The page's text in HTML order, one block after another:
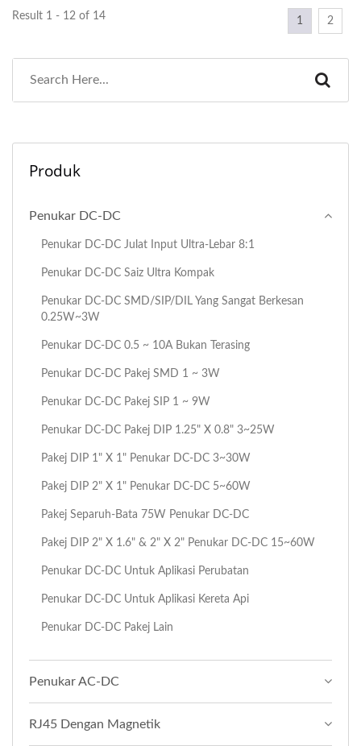
Result 1 - 12 of 14 1 2
Produk
Penukar DC-DC
Penukar DC-DC Julat Input Ultra-Lebar 8:1
Penukar DC-DC Saiz Ultra Kompak
Penukar DC-DC SMD/SIP/DIL Yang Sangat Berkesan
0.25W~3W
Penukar DC-DC 0.5 ~ 10A Bukan Terasing
Penukar DC-DC Pakej SMD 1 ~ 3W
Penukar DC-DC Pakej SIP 1 ~ 9W
Penukar DC-DC Pakej DIP 1.25" X 0.8" 3~25W
Pakej DIP 1" X 1" Penukar DC-DC 3~30W
Pakej DIP 2" X 1" Penukar DC-DC 5~60W
Pakej Separuh-Bata 75W Penukar DC-DC
Pakej DIP 2" X 1.6" & 2" X 2" Penukar DC-DC 15~60W
Penukar DC-DC Untuk Aplikasi Perubatan
Penukar DC-DC Untuk Aplikasi Kereta Api
Penukar DC-DC Pakej Lain
Penukar AC-DC
RJ45 Dengan Magnetik